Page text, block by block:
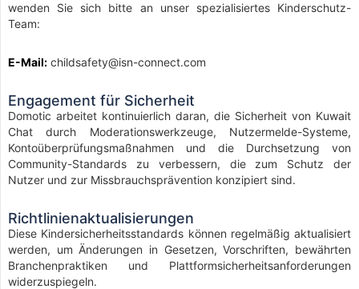
wenden Sie sich bitte an unser spezialisiertes Kinderschutz-
Team:
E-Mail: childsafety@isn-connect.com
Engagement für Sicherheit
Domotic arbeitet kontinuierlich daran, die Sicherheit von Kuwait
Chat durch Moderationswerkzeuge, Nutzermelde-Systeme,
Kontoüberprüfungsmaßnahmen und die Durchsetzung von
Community-Standards zu verbessern, die zum Schutz der
Nutzer und zur Missbrauchsprävention konzipiert sind.
Richtlinienaktualisierungen
Diese Kindersicherheitsstandards können regelmäßig aktualisiert
werden, um Änderungen in Gesetzen, Vorschriften, bewährten
Branchenpraktiken und Plattformsicherheitsanforderungen
widerzuspiegeln.